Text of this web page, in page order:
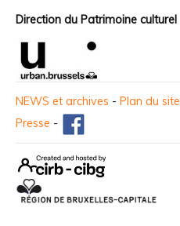
Direction du Patrimoine culturel
NEWS et archives - Plan du site
Presse -